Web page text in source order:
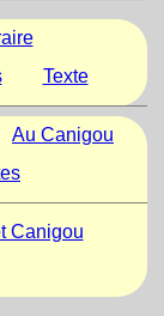
Texte
Au Canigou
Canigou